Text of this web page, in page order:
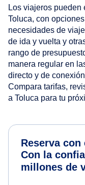
Los viajeros
Toluca, con
necesidades de
de ida y vuelta y
rango de
manera regular en
directo y de
Compara tarifas,
a Toluca para tu
Reserva con
Con la
millones de